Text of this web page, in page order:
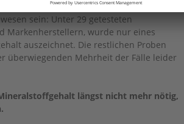
für den dürfte ein kürzlicher
sein: Unter 29 getesteten
Markenherstellern, wurde nur eines
auszeichnet. Die restlichen Proben
überwiegenden Mehrheit der Fälle leider
längst nicht mehr nötig,